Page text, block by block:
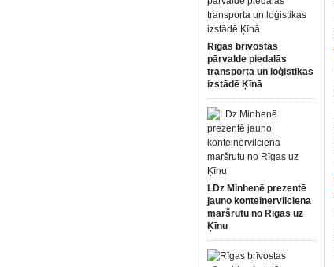
Rīgas brīvostas
pārvalde piedalās
transporta un loģistikas
izstādē Ķīnā
LDz Minhenē prezentē
jauno konteinervilciena
maršrutu no Rīgas uz
Ķīnu